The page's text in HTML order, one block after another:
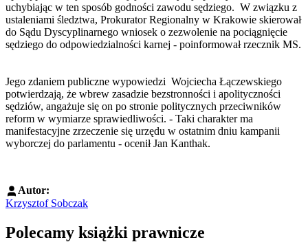
uchybiając w ten sposób godności zawodu sędziego. W związku z
ustaleniami śledztwa, Prokurator Regionalny w Krakowie skierował
do Sądu Dyscyplinarnego wniosek o zezwolenie na pociągnięcie
sędziego do odpowiedzialności karnej - poinformował rzecznik MS.
Jego zdaniem publiczne wypowiedzi Wojciecha Łączewskiego
potwierdzają, że wbrew zasadzie bezstronności i apolityczności
sędziów, angażuje się on po stronie politycznych przeciwników
reform w wymiarze sprawiedliwości. - Taki charakter ma
manifestacyjne zrzeczenie się urzędu w ostatnim dniu kampanii
wyborczej do parlamentu - ocenił Jan Kanthak.
Autor:
Krzysztof Sobczak
Polecamy książki prawnicze